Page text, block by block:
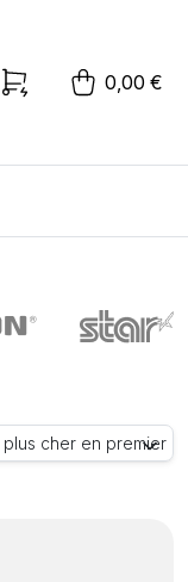
0,00 €
plus cher en premier